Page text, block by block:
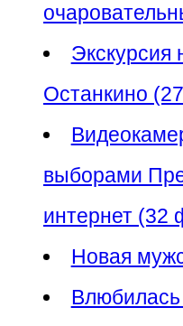
Экскурсия
Останкино
выборами
интернет (32
Новая